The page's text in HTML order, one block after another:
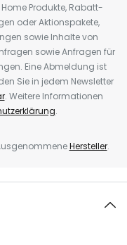
Produkte, Rabatt-
oder Aktionspakete,
sowie Inhalte von
sowie Anfragen für
Eine Abmeldung ist
Sie in jedem Newsletter
. Weitere Informationen
.
Hersteller.